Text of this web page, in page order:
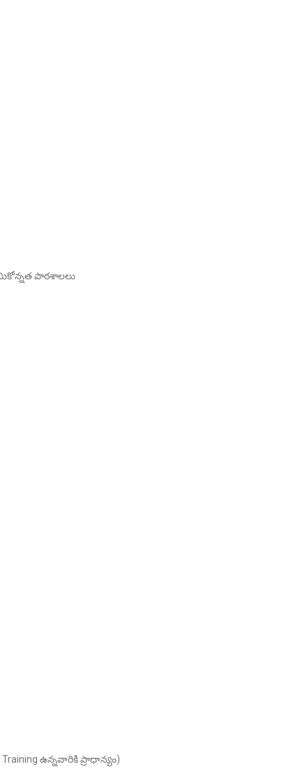
పాఠశాలలు
Training ఉన్నవారికి ప్రాధాన్యం)